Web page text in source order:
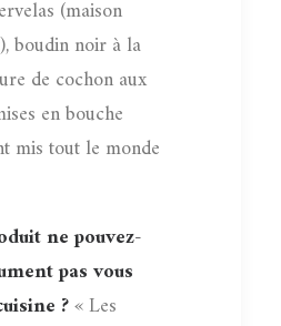
(maison
boudin noir à la
de cochon aux
en bouche
mis tout le monde
ne pouvez-
pas vous
?« Les